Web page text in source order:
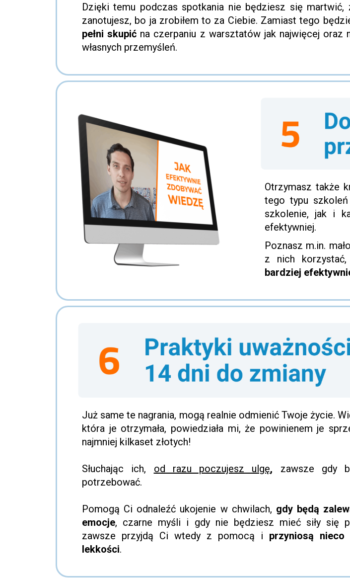
Dzięki temu podczas spotkania nie będziesz się martwić,
zanotujesz, bo ja zrobiłem to za Ciebie. Zamiast tego
pełni skupić na czerpaniu z warsztatów jak najwięcej oraz
własnych przemyśleń.
Otrzymasz także
tego typu
szkolenie, jak i
efektywniej.
Poznasz m.in.
z nich
bardziej
Już same te nagrania, mogą realnie odmienić Twoje życie.
która je otrzymała, powiedziała mi, że powinienem je
najmniej kilkaset złotych!
Słuchając ich, od razu poczujesz ulgę, zawsze gdy
potrzebować.
Pomogą Ci odnaleźć ukojenie w chwilach, gdy będą
emocje, czarne myśli i gdy nie będziesz mieć siły się
zawsze przyjdą Ci wtedy z pomocą i przyniosą nieco
lekkości.